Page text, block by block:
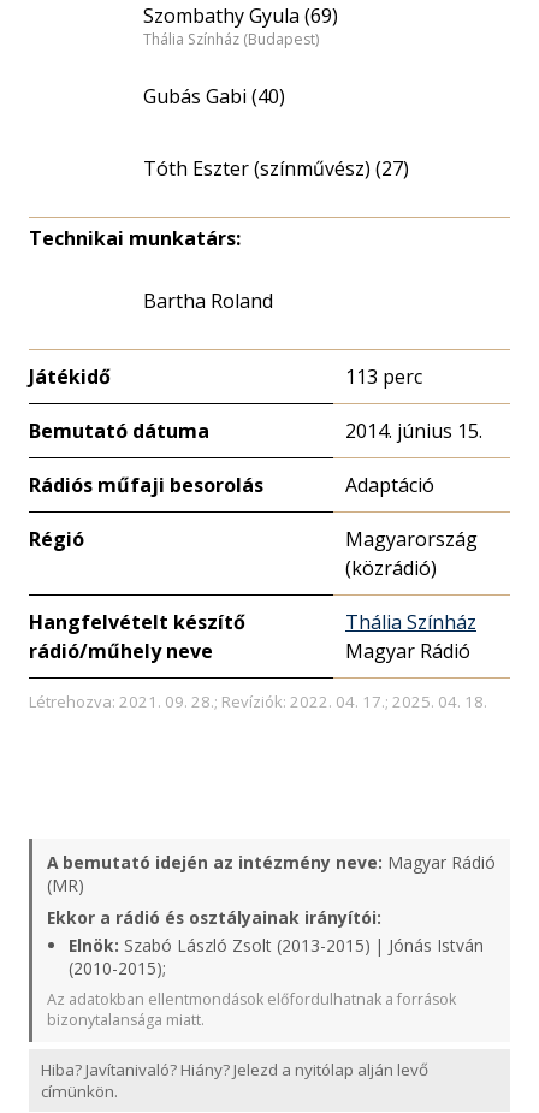
Szombathy Gyula (69)
Thália Színház (Budapest)
Gubás Gabi (40)
Tóth Eszter (színművész) (27)
Technikai munkatárs:
Bartha Roland
Játékidő 113 perc
Bemutató dátuma 2014. június 15.
Rádiós műfaji besorolás Adaptáció
Régió
Magyarország
(közrádió)
Hangfelvételt készítő
rádió/műhely neve
Thália Színház
Magyar Rádió
Létrehozva: 2021. 09. 28.; Revíziók: 2022. 04. 17.; 2025. 04. 18.
A bemutató idején az intézmény neve: Magyar Rádió
(MR)
Ekkor a rádió és osztályainak irányítói:
Elnök: Szabó László Zsolt (2013-2015) | Jónás István
(2010-2015);
Az adatokban ellentmondások előfordulhatnak a források
bizonytalansága miatt.
Hiba? Javítanivaló? Hiány? Jelezd a nyitólap alján levő
címünkön.